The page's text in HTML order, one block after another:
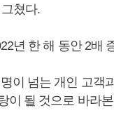
쳤다.
년 한 해 동안 2배
이 넘는 개인 고객
이 될 것으로 바라